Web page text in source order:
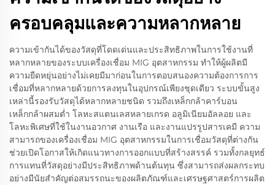
ครอบคลุมและความหลากหลาย
ความเข้ากันได้ของวัสดุที่โดดเด่นและประสิทธิภาพในการใช้งานที่
หลากหลายของระบบเครื่องเชื่อม MIG อุตสาหกรรม ทำให้ผู้ผลิตมี
ความยืดหยุ่นอย่างไม่เคยมีมาก่อนในการตอบสนองความต้องการการ
เชื่อมที่หลากหลายด้วยการลงทุนในอุปกรณ์เพียงชุดเดียว ระบบขั้นสูง
เหล่านี้รองรับวัสดุได้หลากหลายชนิด รวมถึงเหล็กกล้าคาร์บอน
เหล็กกล้าผสมต่ำ โลหะสแตนเลสหลายเกรด อลูมิเนียมอัลลอย และ
โลหะพิเศษที่ใช้ในงานอวกาศ งานเรือ และงานแปรรูปสารเคมี ความ
สามารถของเครื่องเชื่อม MIG อุตสาหกรรมในการเชื่อมวัสดุที่ต่างกัน
ช่วยเปิดโอกาสให้เกิดแนวทางการออกแบบที่สร้างสรรค์ รวมทั้งกลยุทธ์
การแทนที่วัสดุอย่างมีประสิทธิภาพด้านต้นทุน ซึ่งสามารถส่งผลกระทบ
อย่างมีนัยสำคัญต่อสมรรถนะของผลิตภัณฑ์และเศรษฐศาสตร์การผลิต